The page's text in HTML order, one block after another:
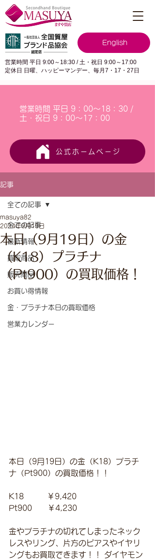
English
営業時間 平日 9:00～18:30 / 土・祝日 9:00～17:00
定休日 日曜、ハッピーマンデー、毎月7・17・27日
営業時間 平日 9：00～18：30 /
土・祝日 9：00～17：00
公式ホームページ
記事
全ての記事
最新情報
買取商品
販売商品
お買い得情報
金・プラチナ本日の買取価格
営業カレンダー
全ての記事
本日（9月19日）の金
（K18）プラチナ
（Pt900）の買取価格！
masuya82
2024年9月19日
本日（9月19日）の金（K18）プラチ
ナ（Pt900）の買取価格！！
K18　　　￥9,420
Pt900　　￥4,230
金やプラチナの切れてしまったネック
レスやリング、片方のピアスやイヤリ
ングもお買取できます！！ ダイヤモン